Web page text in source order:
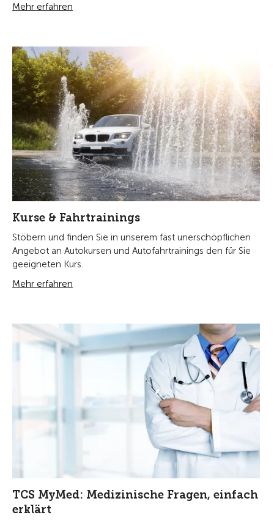
Mehr erfahren
Kurse & Fahrtrainings
Stöbern und finden Sie in unserem fast unerschöpflichen
Angebot an Autokursen und Autofahrtrainings den für Sie
geeigneten Kurs.
Mehr erfahren
TCS MyMed: Medizinische Fragen, einfach
erklärt